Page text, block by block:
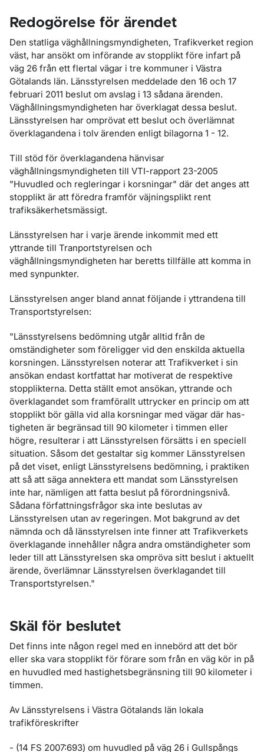
Redogörelse för ärendet
Den statliga väghållningsmyndigheten, Trafikverket region
väst, har ansökt om införande av stopplikt före infart på
väg 26 från ett flertal vägar i tre kommuner i Västra
Götalands län. Länsstyrelsen meddelade den 16 och 17
februari 2011 beslut om avslag i 13 sådana ärenden.
Väghållningsmyndig­heten har överklagat dessa beslut.
Länsstyrelsen har omprövat ett beslut och överläm­nat
överklagandena i tolv ärenden enligt bilagorna 1 - 12.
Till stöd för överklagandena hänvisar
väghållningsmyndigheten till VTI-rapport 23-2005
"Huvudled och regleringar i korsningar" där det anges att
stopplikt är att föredra framför väjningsplikt rent
trafiksäkerhetsmässigt.
Länsstyrelsen har i varje ärende inkommit med ett
yttrande till Tranportsty­relsen och
väghållningsmyndigheten har beretts tillfälle att komma in
med synpunkter.
Länsstyrelsen anger bland annat följande i yttrandena till
Transportstyrel­sen:
"Länsstyrelsens bedömning utgår alltid från de
omständigheter som föreligger vid den enskilda aktuella
korsningen. Länsstyrel­sen noterar att Trafikverket i sin
ansökan endast kortfattat har motiverat de respektive
stopplikterna. Detta ställt emot ansökan, yttrande och
överklagandet som framförallt uttrycker en princip om att
stopplikt bör gälla vid alla korsningar med vägar där has­
tigheten är begränsad till 90 kilometer i timmen eller
högre, re­sulterar i att Länsstyrelsen försätts i en speciell
situation. Såsom det gestaltar sig kommer Länsstyrelsen
på det viset, enligt Läns­styrelsens bedömning, i praktiken
att så att säga annektera ett mandat som Länsstyrelsen
inte har, nämligen att fatta beslut på förordningsnivå.
Sådana författningsfrågor ska inte beslutas av
Länsstyrelsen utan av regeringen. Mot bakgrund av det
nämnda och då länsstyrelsen inte finner att Trafikverkets
överklagande innehåller några andra omständigheter som
leder till att Länssty­relsen ska ompröva sitt beslut i aktuellt
ärende, överlämnar Länsstyrelsen överklagandet till
Transportstyrelsen."
Skäl för beslutet
Det finns inte någon regel med en innebörd att det bör
eller ska vara stopplikt för förare som från en väg kör in på
en huvudled med hastighets­begränsning till 90 kilometer i
timmen.
Av Länsstyrelsens i Västra Götalands län lokala
trafikföreskrifter
- (14 FS 2007:693) om huvudled på väg 26 i Gullspångs